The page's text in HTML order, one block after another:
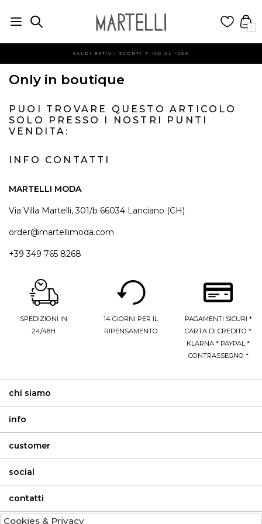
0
SALDI ESTIVI: SCONTI FINO AL -60%
Only in boutique
PUOI TROVARE QUESTO ARTICOLO
SOLO PRESSO I NOSTRI PUNTI
VENDITA:
INFO CONTATTI
MARTELLI MODA
Via Villa Martelli, 301/b 66034 Lanciano (CH)
order@martellimoda.com
+39 349 765 8268
SPEDIZIONI IN
24/48H
14 GIORNI PER IL
RIPENSAMENTO
PAGAMENTI SICURI *
CARTA DI CREDITO *
KLARNA * PAYPAL *
CONTRASSEGNO *
chi siamo
info
customer
social
contatti
Cookies & Privacy